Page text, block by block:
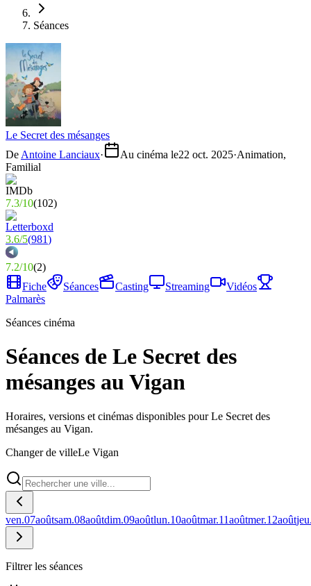
Séances
Le Secret des mésanges
De Antoine Lanciaux· Au cinéma le22 oct. 2025·Animation,
Familial
7.3/10(102)
3.6/5(981)
7.2/10(2)
Fiche
Séances Casting Streaming
Vidéos
Palmarès
Séances cinéma
Séances de Le Secret des
mésanges au Vigan
Horaires, versions et cinémas disponibles pour Le Secret des
mésanges au Vigan.
Changer de villeLe Vigan
ven.07aoûtsam.08aoûtdim.09aoûtlun.10aoûtmar.11aoûtmer.12août
Filtrer les séances